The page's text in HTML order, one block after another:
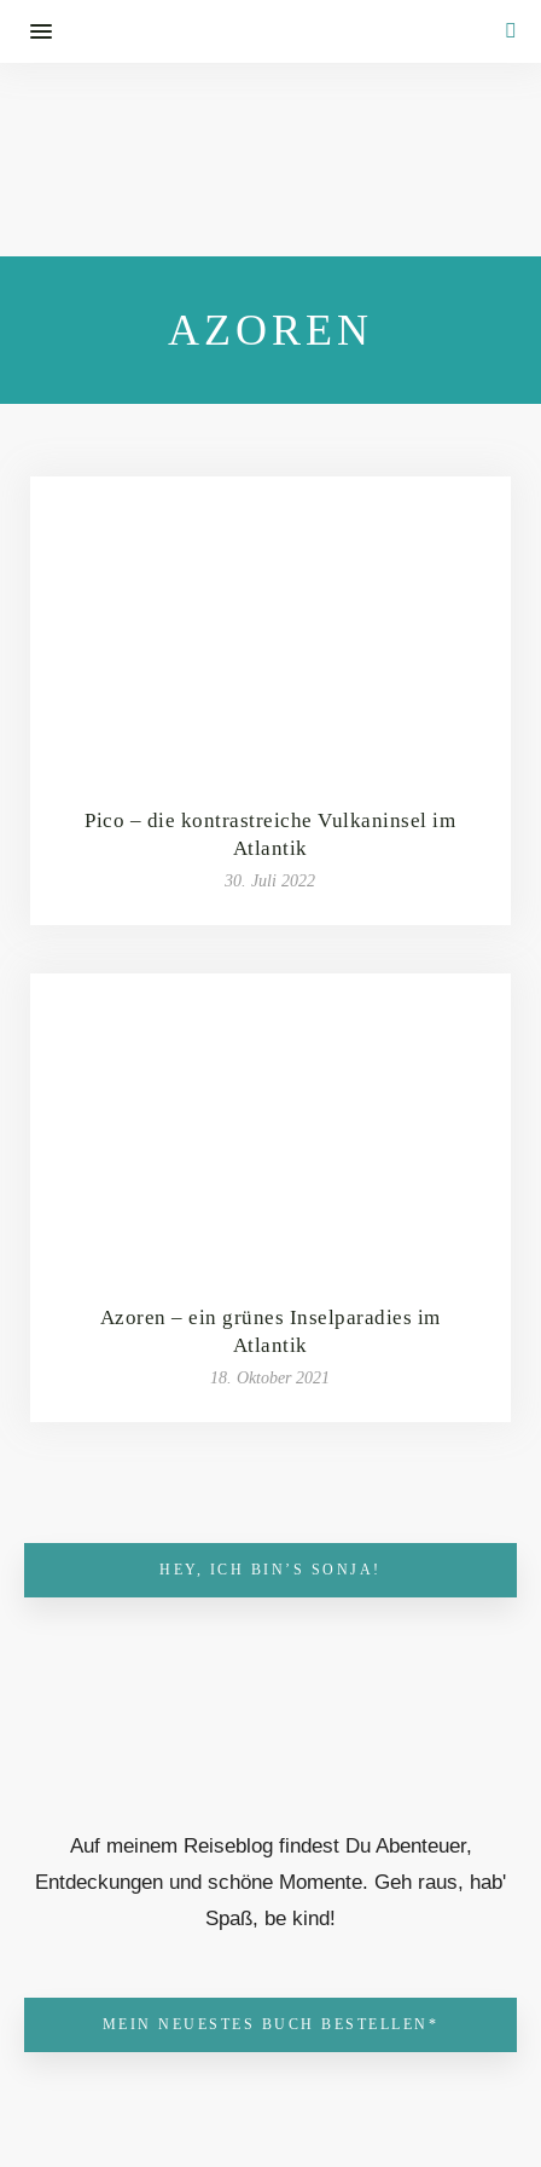
AZOREN
Pico – die kontrastreiche Vulkaninsel im
Atlantik
30. Juli 2022
Azoren – ein grünes Inselparadies im
Atlantik
18. Oktober 2021
HEY, ICH BIN’S SONJA!
Auf meinem Reiseblog findest Du Abenteuer,
Entdeckungen und schöne Momente. Geh raus, hab'
Spaß, be kind!
MEIN NEUESTES BUCH BESTELLEN*